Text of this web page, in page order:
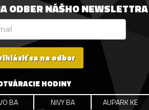
ODBER NÁŠHO NEWSLETTRA
sa na odber
HODINY
BA NIVY BA AUPARK KE